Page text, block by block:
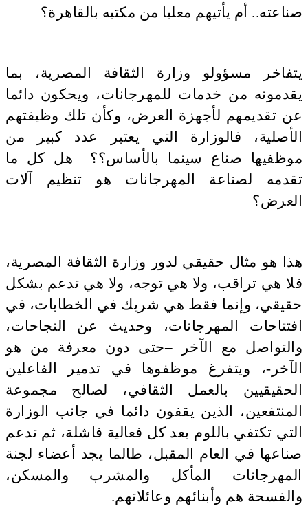
صناعته.. أم يأتيهم معلبا من مكتبه بالقاهرة؟
يتفاخر مسؤولو وزارة الثقافة المصرية، بما
يقدمونه من خدمات للمهرجانات، ويحكون دائما
عن تقديمهم لأجهزة العرض، وكأن تلك وظيفتهم
الأصلية، فالوزارة التي يعتبر عدد كبير من
موظفيها صناع سينما بالأساس؟؟ هل كل ما
تقدمه لصناعة المهرجانات هو تنظيم آلات
العرض؟
هذا هو مثال حقيقي لدور وزارة الثقافة المصرية،
فلا هي تراقب، ولا هي توجه، ولا هي تدعم بشكل
حقيقي، وإنما فقط هي شريك في الخطابات، في
افتتاحات المهرجانات، وحديث عن النجاحات،
والتواصل مع الآخر –حتى دون معرفة من هو
الآخر-، ويتفرغ موظفوها في تدمير الفاعلين
الحقيقيين بالعمل الثقافي، لصالح مجموعة
المنتفعين، الذين يقفون دائما في جانب الوزارة
التي تكتفي باللوم بعد كل فعالية فاشلة، ثم تدعم
صناعها في العام المقبل، طالما يجد أعضاء لجنة
المهرجانات المأكل والمشرب والمسكن،
والفسحة هم وأبنائهم وعائلاتهم.